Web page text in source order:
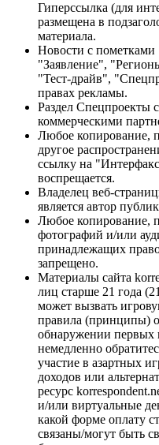
Гиперссылка (для
размещена в
материала.
Новости с
"Заявление",
"Тест-драйв",
правах рекламы.
Раздел Спецпроекты
коммерческими
Любое копирование,
другое
ссылку на
воспрещается.
Владелец веб-
является автор
Любое копирование,
фотографий и/или
принадлежащих
запрещено.
Материалы сайта
лиц старше 21 года
может вызвать
правила (принципы)
обнаружении первых
немедленно
участие в азартных
доходов или
ресурс
и/или виртуальные
какой форме оплату
связаны/могут быть